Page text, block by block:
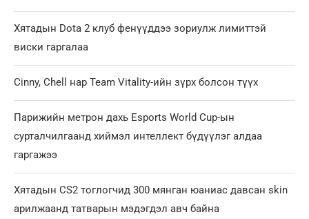
Хятадын Dota 2 клуб фенүүддээ зориулж лимиттэй
виски гаргалаа
Cinny, Chell нар Team Vitality-ийн зүрх болсон түүх
Парижийн метрон дахь Esports World Cup-ын
сурталчилгаанд хиймэл интеллект бүдүүлэг алдаа
гаргажээ
Хятадын CS2 тоглогчид 300 мянган юаниас давсан skin
арилжаанд татварын мэдэгдэл авч байна